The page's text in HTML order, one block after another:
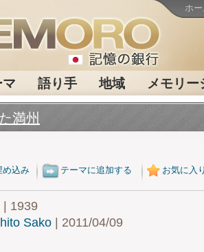
マ 語り手 地域 メモリー
ホ
満州
め込み テーマに追加する お気に入
| 1939
Sako| 2011/04/09